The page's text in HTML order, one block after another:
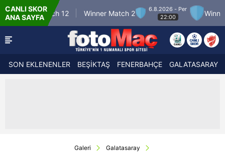
CANLI SKOR
ANA SAYFA
Match 12 Winner Match 2
6.8.2026 - Per
22:00
Winner Match
SON EKLENENLER BEŞİKTAŞ FENERBAHÇE GALATASARAY
Galeri
Galatasaray